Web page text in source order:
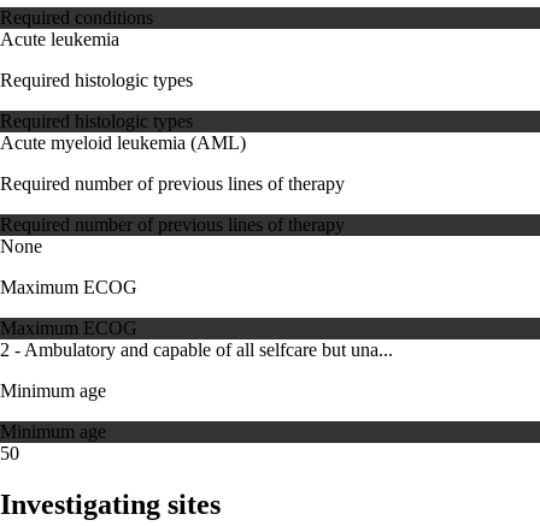
Required conditions
Acute leukemia
Required histologic types
Required histologic types
Acute myeloid leukemia (AML)
Required number of previous lines of therapy
Required number of previous lines of therapy
None
Maximum ECOG
Maximum ECOG
2 - Ambulatory and capable of all selfcare but una...
Minimum age
Minimum age
50
Investigating sites